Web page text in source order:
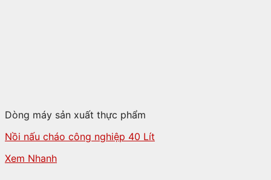
Dòng máy sản xuất thực phẩm
Nồi nấu cháo công nghiệp 40 Lít
Xem Nhanh